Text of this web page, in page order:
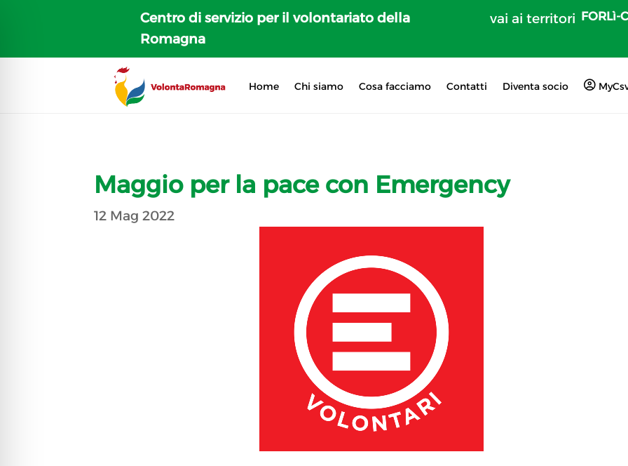
Centro di servizio per il volontariato della
Romagna
vai ai territori FORLì-
Home Chi siamo Cosa facciamo Contatti Diventa socio
Maggio per la pace con Emergency
12 Mag 2022